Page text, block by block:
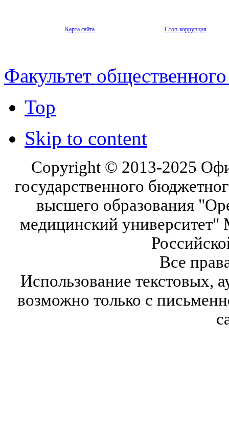
Карта сайта Стоп-коррупция
Факультет
Top
Skip to content
Copyright © 2013-2025
государственного
высшего образования
медицинский университет"
Все
Использование текстовых,
возможно только с